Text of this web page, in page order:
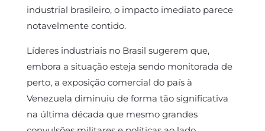
industrial brasileiro, o impacto imediato parece
notavelmente contido.
Líderes industriais no Brasil sugerem que,
embora a situação esteja sendo monitorada de
perto, a exposição comercial do país à
Venezuela diminuiu de forma tão significativa
na última década que mesmo grandes